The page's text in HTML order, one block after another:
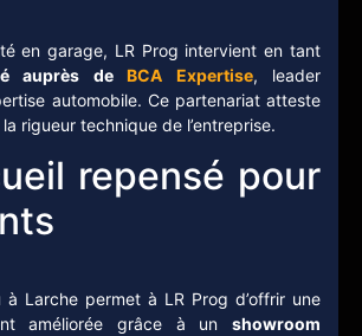
en garage, LR Prog intervient en tant
auprès de BCA Expertise, leader
automobile. Ce partenariat atteste
rigueur technique de l’entreprise.
repensé pour
à Larche permet à LR Prog d’offrir une
améliorée grâce à un showroom